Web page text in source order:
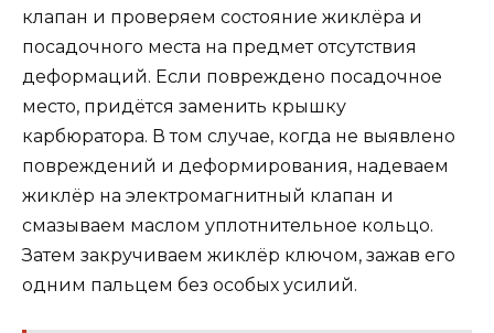
клапан и проверяем состояние жиклёра и
посадочного места на предмет отсутствия
деформаций. Если повреждено посадочное
место, придётся заменить крышку
карбюратора. В том случае, когда не выявлено
повреждений и деформирования, надеваем
жиклёр на электромагнитный клапан и
смазываем маслом уплотнительное кольцо.
Затем закручиваем жиклёр ключом, зажав его
одним пальцем без особых усилий.